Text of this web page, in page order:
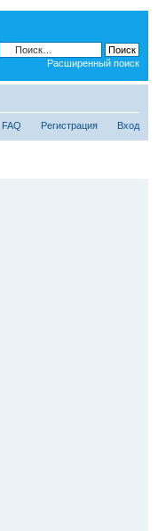
Расширенный поиск
FAQ Регистрация Вход